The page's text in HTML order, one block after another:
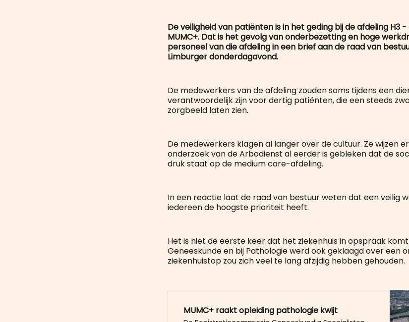
De veiligheid van patiënten is in het geding bij de afdeling H3
MUMC+. Dat is het gevolg van onderbezetting en hoge
personeel van die afdeling in een brief aan de raad van
Limburger donderdagavond.
De medewerkers van de afdeling zouden soms tijdens een
verantwoordelijk zijn voor dertig patiënten, die een steeds
zorgbeeld laten zien.
De medewerkers klagen al langer over de cultuur. Ze wijzen
onderzoek van de Arbodienst al eerder is gebleken dat de
druk staat op de medium care-afdeling.
In een reactie laat de raad van bestuur weten dat een veilig
iedereen de hoogste prioriteit heeft.
Het is niet de eerste keer dat het ziekenhuis in opspraak
Geneeskunde en bij Pathologie werd ook geklaagd over een
ziekenhuistop zou zich veel te lang afzijdig hebben gehouden.
MUMC+ raakt opleiding pathologie kwijt